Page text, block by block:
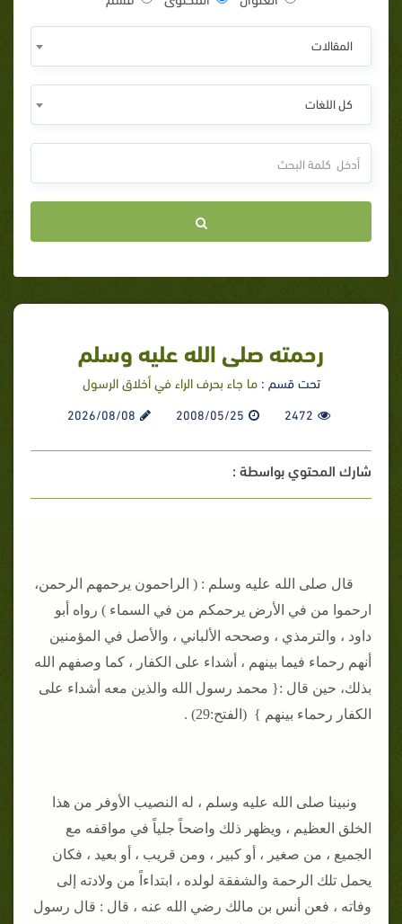
المقالات
كل اللغات
رحمته صلى الله عليه وسلم
تحت قسم :ما جاء بحرف الراء في أخلاق الرسول
2472
2008/05/25
2026/08/08
شارك المحتوي بواسطة :
قال صلى الله عليه وسلم : ( الراحمون يرحمهم الرحمن،
ارحموا من في الأرض يرحمكم من في السماء ) رواه أبو
داود ، والترمذي ، وصححه الألباني ، والأصل في المؤمنين
أنهم رحماء فيما بينهم ، أشداء على الكفار ، كما وصفهم الله
بذلك، حين قال :{ محمد رسول الله والذين معه أشداء على
الكفار رحماء بينهم } (الفتح:29) .
ونبينا صلى الله عليه وسلم ، له النصيب الأوفر من هذا
الخلق العظيم ، ويظهر ذلك واضحاً جلياً في مواقفه مع
الجميع ، من صغير ، أو كبير ، ومن قريب ، أو بعيد ، فكان
يحمل تلك الرحمة والشفقة لولده ، ابتداءاً من ولادته إلى
وفاته ، فعن أنس بن مالك رضي الله عنه ، قال : قال رسول